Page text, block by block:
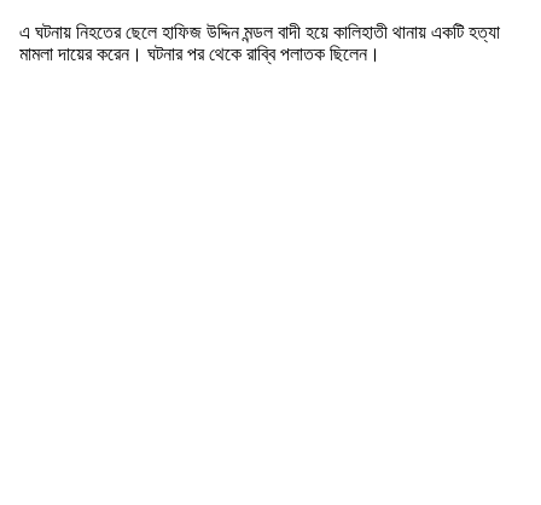
এ ঘটনায় নিহতের ছেলে হাফিজ উদ্দিন মন্ডল বাদী হয়ে কালিহাতী থানায় একটি হত্যা
মামলা দায়ের করেন। ঘটনার পর থেকে রাব্বি পলাতক ছিলেন।